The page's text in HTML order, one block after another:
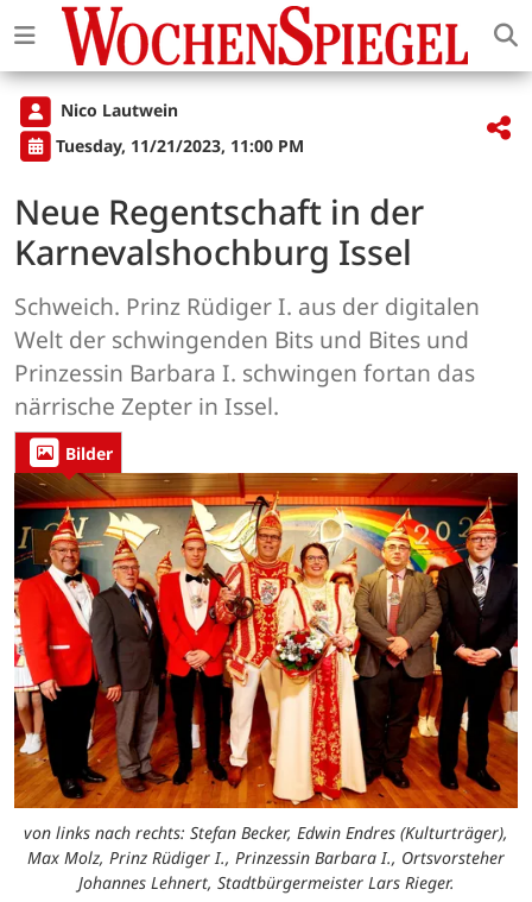
Nico Lautwein
Tuesday, 11/21/2023, 11:00 PM
Neue Regentschaft in der
Karnevalshochburg Issel
Schweich. Prinz Rüdiger I. aus der digitalen
Welt der schwingenden Bits und Bites und
Prinzessin Barbara I. schwingen fortan das
närrische Zepter in Issel.
Bilder
von links nach rechts: Stefan Becker, Edwin Endres (Kulturträger),
Max Molz, Prinz Rüdiger I., Prinzessin Barbara I., Ortsvorsteher
Johannes Lehnert, Stadtbürgermeister Lars Rieger.